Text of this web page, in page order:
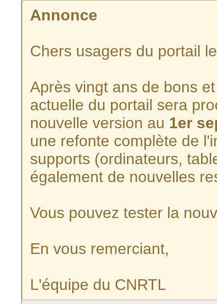
Annonce
Chers usagers du portail
Après vingt ans de bons
actuelle du portail sera
nouvelle version au 1er
une refonte complète de
supports (ordinateurs,
également de nouvelles
Vous pouvez tester la
En vous remerciant,
L'équipe du CNRTL